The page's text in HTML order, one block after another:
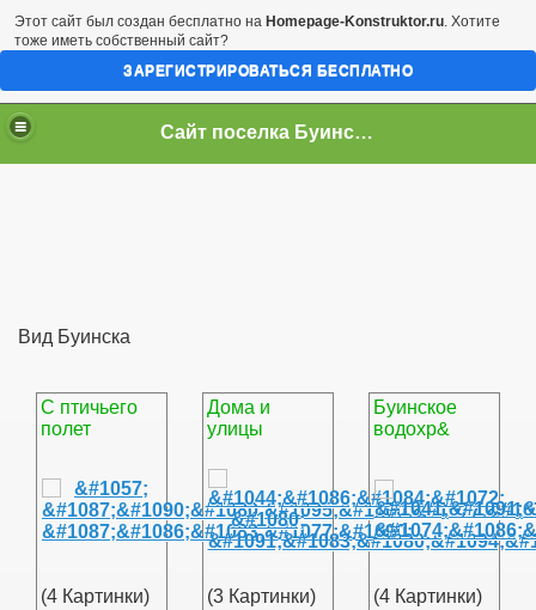
Сайт поселка Буинск - Чувашская Республика
Вид Буинска
С птичьего
полет
(4 Картинки)
Дома и
улицы
(3 Картинки)
Буинское
водохр&
(4 Картинки)
Этот сайт был создан бесплатно на Homepage-Konstruktor.ru. Хотите
тоже иметь собственный сайт?
ЗАРЕГИСТРИРОВАТЬСЯ БЕСПЛАТНО